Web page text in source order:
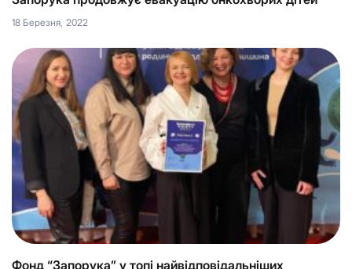
18 Березня, 2022
Фонд “Запорука” у топі найвідповідальніших